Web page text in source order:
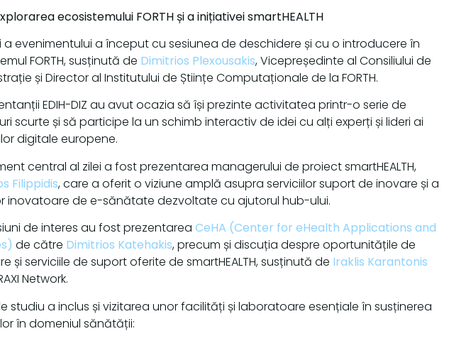
ecosistemului FORTH și a inițiativei smartHEALTH
a evenimentului a început cu sesiunea de deschidere și cu o introducere în
FORTH, susținută de Dimitrios Plexousakis, Vicepreședinte al Consiliului de
și Director al Institutului de Științe Computaționale de la FORTH.
EDIH-DIZ au avut ocazia să își prezinte activitatea printr-o serie de
scurte și să participe la un schimb interactiv de idei cu alți experți și lideri ai
digitale europene.
central al zilei a fost prezentarea managerului de proiect smartHEALTH,
Filippidis, care a oferit o viziune amplă asupra serviciilor suport de inovare și a
inovatoare de e-sănătate dezvoltate cu ajutorul hub-ului.
de interes au fost prezentareaCeHA (Center for eHealth Applications and
de către Dimitrios Katehakis, precum și discuția despre oportunitățile de
și serviciile de suport oferite de smartHEALTH, susținută de Iraklis Karantonis
Network.
studiu a inclus și vizitarea unor facilități și laboratoare esențiale în susținerea
în domeniul sănătății: